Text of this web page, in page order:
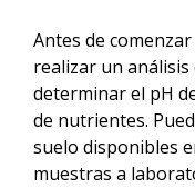
Antes de
realizar un análisis
determinar el pH
de nutrientes.
suelo disponibles
muestras a